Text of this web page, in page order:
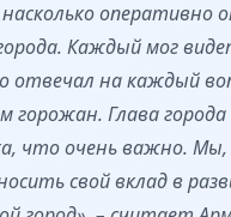
Каждый мог
отвечал на каждый
горожан. Глава
что очень важно.
свой вклад в